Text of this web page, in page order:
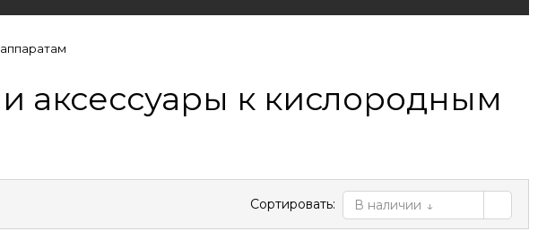
аксессуары к кислородным
Сортировать: В наличии